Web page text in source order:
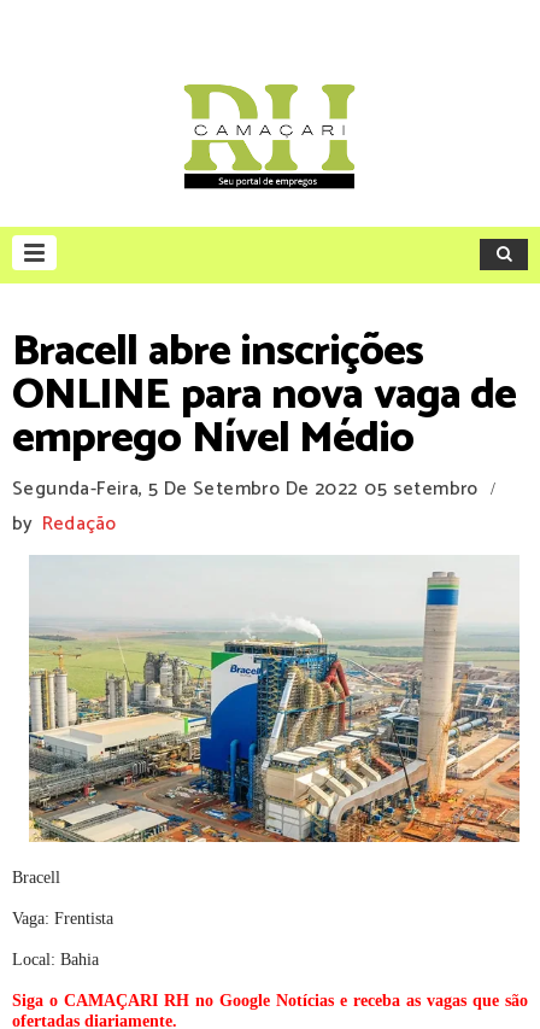
Bracell abre inscrições
ONLINE para nova vaga de
emprego Nível Médio
Segunda-Feira, 5 De Setembro De 2022 05 setembro /
by Redação
Bracell
Vaga: Frentista
Local: Bahia
Siga o CAMAÇARI RH no Google Notícias e receba as vagas que são
ofertadas diariamente.